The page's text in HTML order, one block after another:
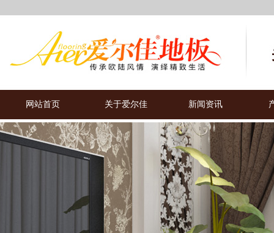
网站首页 关于爱尔佳 新闻资讯